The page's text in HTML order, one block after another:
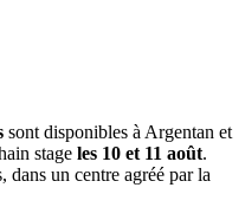
sont disponibles à Argentan et
stage les 10 et 11 août.
dans un centre agréé par la